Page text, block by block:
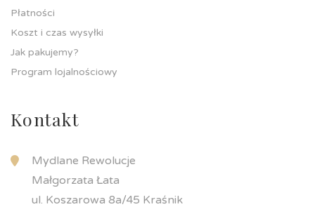
Płatności
Koszt i czas wysyłki
Jak pakujemy?
Program lojalnościowy
Kontakt
Mydlane Rewolucje
Małgorzata Łata
ul. Koszarowa 8a/45 Kraśnik